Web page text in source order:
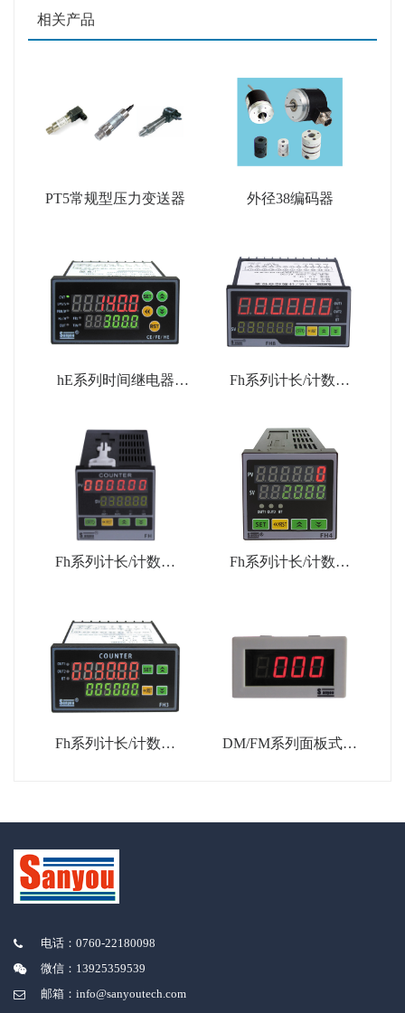
相关产品
PT5常规型压力变送器 外径38编码器
hE系列时间继电器
Fh系列计长/计数表
Fh系列计长/计数表
Fh系列计长/计数表
Fh系列计长/计数表
DM/FM系列面板式计
电话：0760-22180098
微信：13925359539
邮箱：info@sanyoutech.com